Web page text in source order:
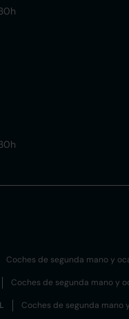
Coches de segunda mano y
Coches de segunda mano y
Coches de segunda mano